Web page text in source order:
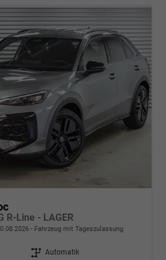
R-Line - LAGER
Fahrzeug mit Tageszulassung
Getriebe Automatik